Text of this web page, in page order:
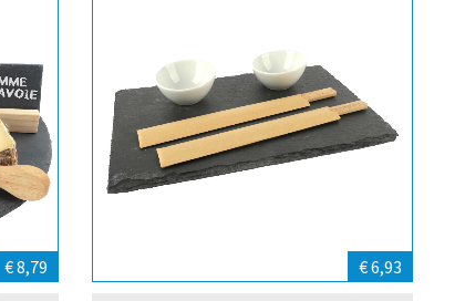
€ 8,79 € 6,93